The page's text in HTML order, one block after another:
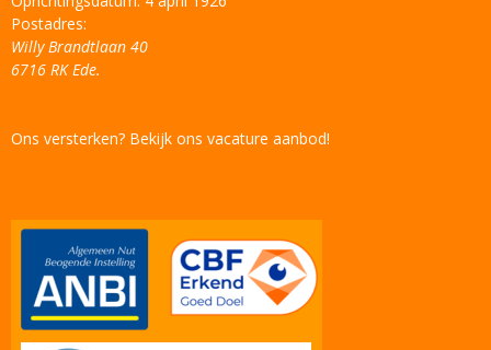
Postadres:
Willy Brandtlaan 40
6716 RK Ede.
Ons versterken? Bekijk ons vacature aanbod!